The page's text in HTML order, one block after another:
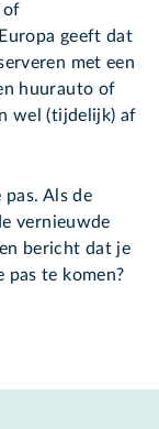
of
geeft dat
met een
huurauto of
wel (tijdelijk) af
Als de
vernieuwde
bericht dat je
pas te komen?